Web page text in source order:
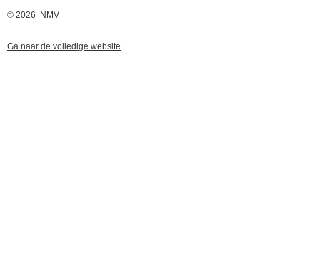
© 2026 NMV
Ga naar de volledige website